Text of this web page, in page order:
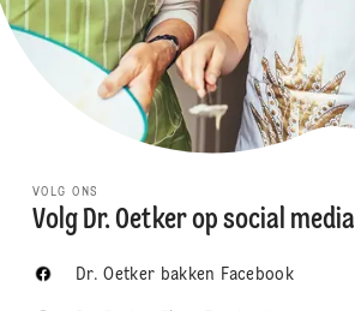
VOLG ONS
Volg Dr. Oetker op social media
Dr. Oetker bakken Facebook